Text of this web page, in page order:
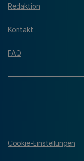
Redaktion
Kontakt
FAQ
Cookie-Einstellungen